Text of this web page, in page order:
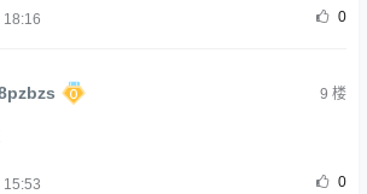
18:16 0
9 楼
15:53 0